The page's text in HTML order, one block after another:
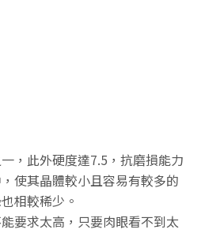
，此外硬度達7.5，抗磨損能力
使其晶體較小且容易有較多的
相較稀少。
要求太高，只要肉眼看不到太